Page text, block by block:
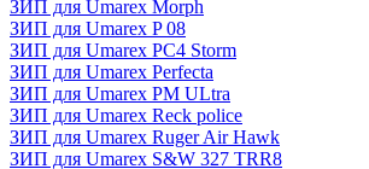
ЗИП для Umarex Morph
ЗИП для Umarex P 08
ЗИП для Umarex PC4 Storm
ЗИП для Umarex Perfecta
ЗИП для Umarex PM ULtra
ЗИП для Umarex Reck police
ЗИП для Umarex Ruger Air Hawk
ЗИП для Umarex S&W 327 TRR8